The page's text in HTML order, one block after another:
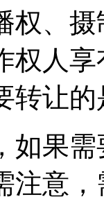
权、
权人
转让
如果
注意